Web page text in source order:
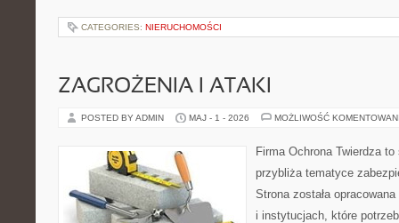
CATEGORIES: NIERUCHOMOŚCI
ZAGROŻENIA I ATAKI
POSTED BY ADMIN MAJ - 1 - 2026 MOŻLIWOŚĆ
Firma Ochrona Twierdza
przybliża tematyce
Strona została
i instytucjach, które